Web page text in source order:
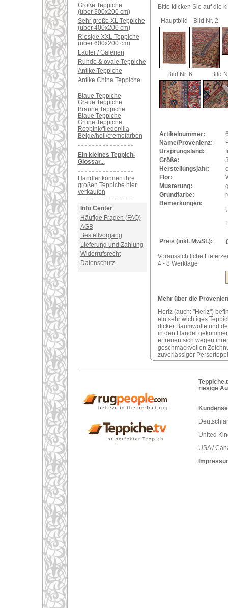
Große Teppiche
(über 300x200 cm)
Sehr große XL Teppiche
(über 400x200 cm)
Riesige XXL Teppiche
(über 600x200 cm)
Läufer / Galerien
Runde & ovale Teppiche
Antike Teppiche
Antike China Teppiche
Blaue Teppiche
Graue Teppiche
Braune Teppiche
Blaue Teppiche
Grüne Teppiche
Rot/pink/flieder/lila
Beige/hell/cremefarben
Ein kleines Teppich-
Glossar...
Händler können ihre
großen Teppiche hier
verkaufen
Info Center
Häufige Fragen (FAQ)
AGB
Bestellvorgang
Lieferung und Zahlung
Widerrufsrecht
Datenschutz
Bitte klicken Sie auf die
Hauptbild
Bild Nr. 2
Bild Nr. 6 Bild
Artikelnummer:
Name/Provenienz:
Ursprungsland:
Größe:
Herstellungsjahr:
Flor:
Musterung:
Grundfarbe:
Bemerkungen:
Preis (inkl. MwSt.):
Voraussichtliche
4 - 8 Werktage
Mehr über die
Heriz (auch: "Heriz")
ein sehr wichtiges
dicker Baumwolle und
in den Handel
erfreuen sich wegen
geschmackvollen
zuverlässiger
riesige
United
USA /